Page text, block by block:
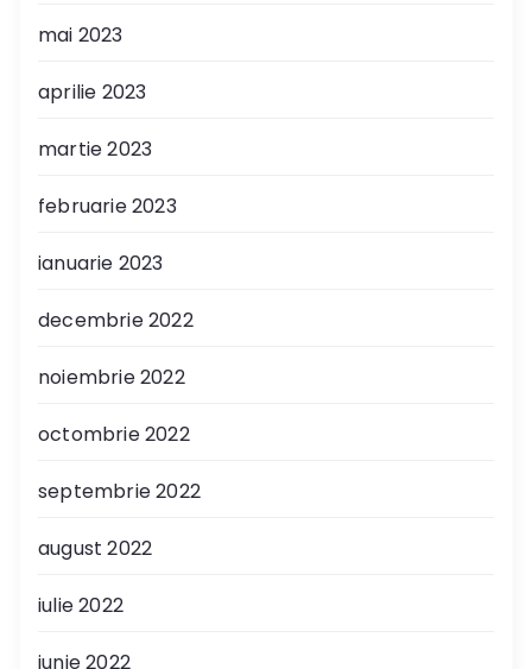
mai 2023
aprilie 2023
martie 2023
februarie 2023
ianuarie 2023
decembrie 2022
noiembrie 2022
octombrie 2022
septembrie 2022
august 2022
iulie 2022
iunie 2022